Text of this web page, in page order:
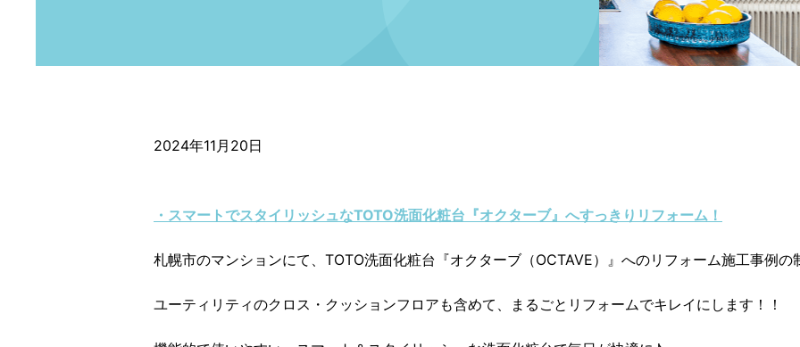
2024年11月20日
・スマートでスタイリッシュなTOTO洗面化粧台『オクターブ』へすっきりリフォーム！
札幌市のマンションにて、TOTO洗面化粧台『オクターブ（OCTAVE）』へのリフォーム施工事例の
ユーティリティのクロス・クッションフロアも含めて、まるごとリフォームでキレイにします！！